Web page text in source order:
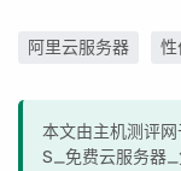
阿里云服务器 性
本文由主机测评
S_免费云服务器_